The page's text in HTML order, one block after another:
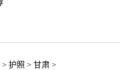
> 护照 > 甘肃 >